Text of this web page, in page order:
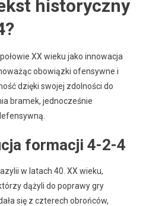
historyczny
XX wieku jako innowacja
obowiązki ofensywne i
dzięki swojej zdolności do
bramek, jednocześnie
formacji 4-2-4
w latach 40. XX wieku,
dążyli do poprawy gry
się z czterech obrońców,